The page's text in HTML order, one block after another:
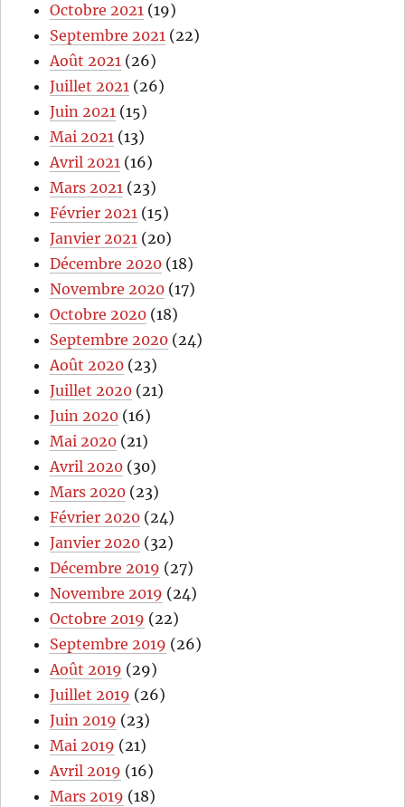
Octobre 2021 (19)
Septembre 2021 (22)
Août 2021 (26)
Juillet 2021 (26)
Juin 2021 (15)
Mai 2021 (13)
Avril 2021 (16)
Mars 2021 (23)
Février 2021 (15)
Janvier 2021 (20)
Décembre 2020 (18)
Novembre 2020 (17)
Octobre 2020 (18)
Septembre 2020 (24)
Août 2020 (23)
Juillet 2020 (21)
Juin 2020 (16)
Mai 2020 (21)
Avril 2020 (30)
Mars 2020 (23)
Février 2020 (24)
Janvier 2020 (32)
Décembre 2019 (27)
Novembre 2019 (24)
Octobre 2019 (22)
Septembre 2019 (26)
Août 2019 (29)
Juillet 2019 (26)
Juin 2019 (23)
Mai 2019 (21)
Avril 2019 (16)
Mars 2019 (18)